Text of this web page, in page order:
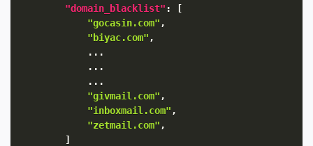
"domain_blacklist" :
[
"gocasin.com" ,
"biyac.com" ,
            ...
            ...
            ...
"givmail.com" ,
"inboxmail.com" ,
"zetmail.com" ,
]